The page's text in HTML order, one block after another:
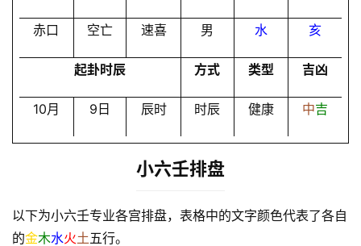
赤口 空亡 速喜 男 水 亥
起卦时辰 方式 类型 吉凶
10月 9日 辰时 时辰 健康 中吉
小六壬排盘
以下为小六壬专业各宫排盘，表格中的文字颜色代表了各自
的金木水火土五行。